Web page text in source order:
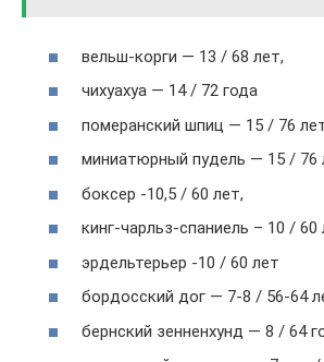
вельш-корги — 13 / 68 лет,
чихуахуа — 14 / 72 года
померанский шпиц — 15 / 76
миниатюрный пудель — 15 / 76
боксер -10,5 / 60 лет,
кинг-чарльз-спаниель – 10 / 60
эрдельтерьер -10 / 60 лет
бордосский дог — 7-8 / 56-64
бернский зенненхунд — 8 / 64